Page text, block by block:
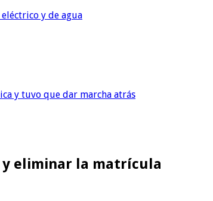
y de agua
y tuvo que dar marcha atrás
y eliminar la matrícula